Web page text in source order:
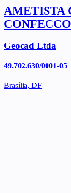
AMETISTA
Geocad Ltda
49.702.630/0001-05
Brasília, DF